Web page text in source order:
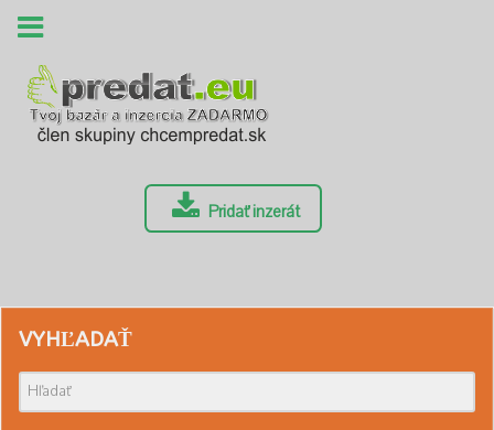
Pridať inzerát
VYHĽADAŤ